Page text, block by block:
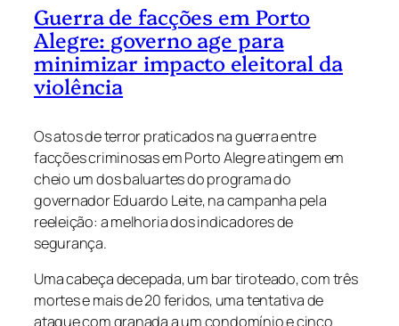
Guerra de facções em Porto
Alegre: governo age para
minimizar impacto eleitoral da
violência
Os atos de terror praticados na guerra entre
facções criminosas em Porto Alegre atingem em
cheio um dos baluartes do programa do
governador Eduardo Leite, na campanha pela
reeleição: a melhoria dos indicadores de
segurança.
Uma cabeça decepada, um bar tiroteado, com três
mortes e mais de 20 feridos, uma tentativa de
ataque com granada a um condomínio e cinco